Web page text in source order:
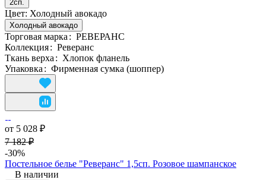
2сп.
Цвет: Холодный авокадо
Холодный авокадо
Торговая марка : РЕВЕРАНС
Коллекция: Реверанс
Ткань верха : Хлопок фланель
Упаковка : Фирменная сумка (шоппер)
от 5 028 ₽
7 182 ₽
-30%
Постельное белье "Реверанс" 1,5сп. Розовое шампанское
В наличии